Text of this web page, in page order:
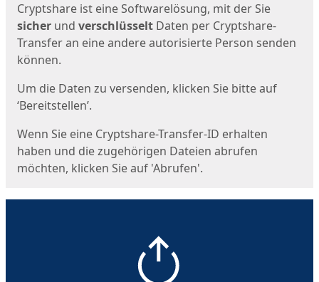
Cryptshare ist eine Softwarelösung, mit der Sie
sicher und verschlüsselt Daten per Cryptshare-
Transfer an eine andere autorisierte Person senden
können.
Um die Daten zu versenden, klicken Sie bitte auf
‘Bereitstellen’.
Wenn Sie eine Cryptshare-Transfer-ID erhalten
haben und die zugehörigen Dateien abrufen
möchten, klicken Sie auf 'Abrufen'.